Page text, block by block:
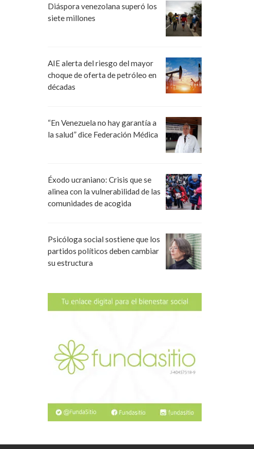
Diáspora venezolana superó los
siete millones
AIE alerta del riesgo del mayor
choque de oferta de petróleo en
décadas
“En Venezuela no hay garantía a
la salud” dice Federación Médica
Éxodo ucraniano: Crisis que se
alinea con la vulnerabilidad de las
comunidades de acogida
Psicóloga social sostiene que los
partidos políticos deben cambiar
su estructura